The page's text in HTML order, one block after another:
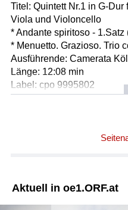
Titel: Quintett Nr.1 in G-
Viola und Violoncello
* Andante spiritoso - 1.Satz
* Menuetto. Grazioso. Trio
Ausführende: Camerata
Länge: 12:08 min
Label: cpo 9995802
* Allegro - 1.Satz (06:25)
Orchester: L' Orfeo
Leitung: Michi Gaigg
Aktuell in oe1.ORF.at